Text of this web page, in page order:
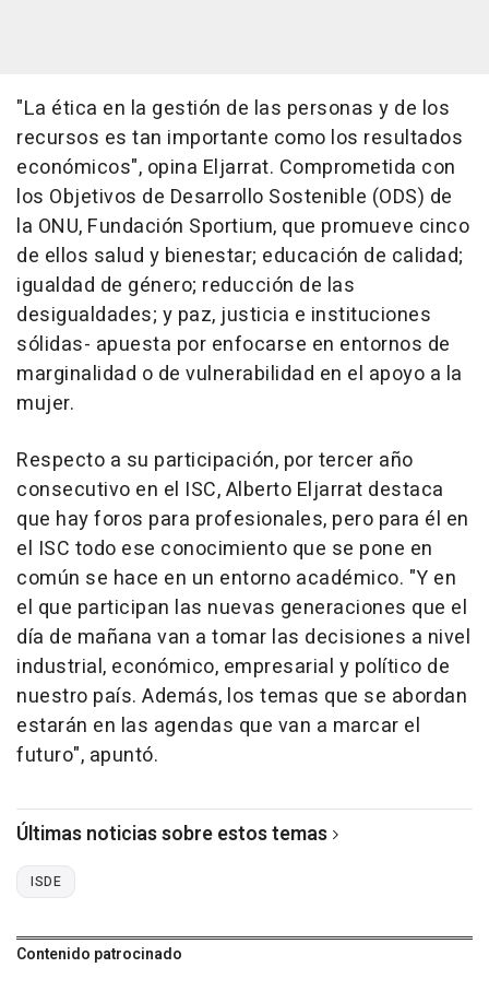
"La ética en la gestión de las personas y de los
recursos es tan importante como los resultados
económicos", opina Eljarrat. Comprometida con
los Objetivos de Desarrollo Sostenible (ODS) de
la ONU, Fundación Sportium, que promueve cinco
de ellos salud y bienestar; educación de calidad;
igualdad de género; reducción de las
desigualdades; y paz, justicia e instituciones
sólidas- apuesta por enfocarse en entornos de
marginalidad o de vulnerabilidad en el apoyo a la
mujer.
Respecto a su participación, por tercer año
consecutivo en el ISC, Alberto Eljarrat destaca
que hay foros para profesionales, pero para él en
el ISC todo ese conocimiento que se pone en
común se hace en un entorno académico. "Y en
el que participan las nuevas generaciones que el
día de mañana van a tomar las decisiones a nivel
industrial, económico, empresarial y político de
nuestro país. Además, los temas que se abordan
estarán en las agendas que van a marcar el
futuro", apuntó.
Últimas noticias sobre estos temas
ISDE
Contenido patrocinado